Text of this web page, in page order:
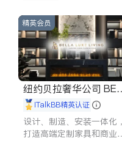
精英会员
纽约贝拉奢华公司 BELL
A LUXE
iTalkBB精英认证
设计、制造、安装一体化，
打造高端定制家具和商业